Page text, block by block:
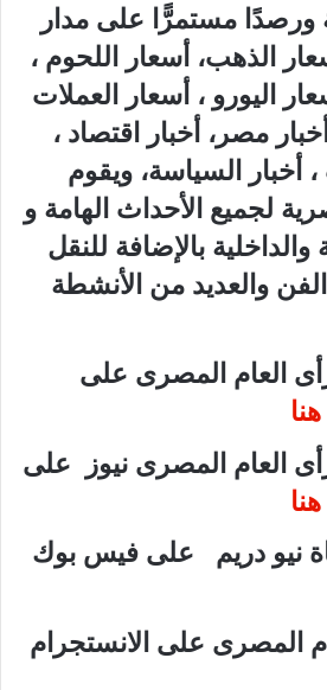
ورصدًا مستمرًّا على مدار
أسعار الذهب، أسعار اللحوم ،
اليورو ، أسعار العملات
مصر، أخبار اقتصاد ،
أخبار السياسة، ويقوم
لجميع الأحداث الهامة و
بالإضافة للنقل
والعديد من الأنشطة
العام المصرى على
العام المصرى نيوز على
نيو دريم على فيس بوك
المصرى على الانستجرام